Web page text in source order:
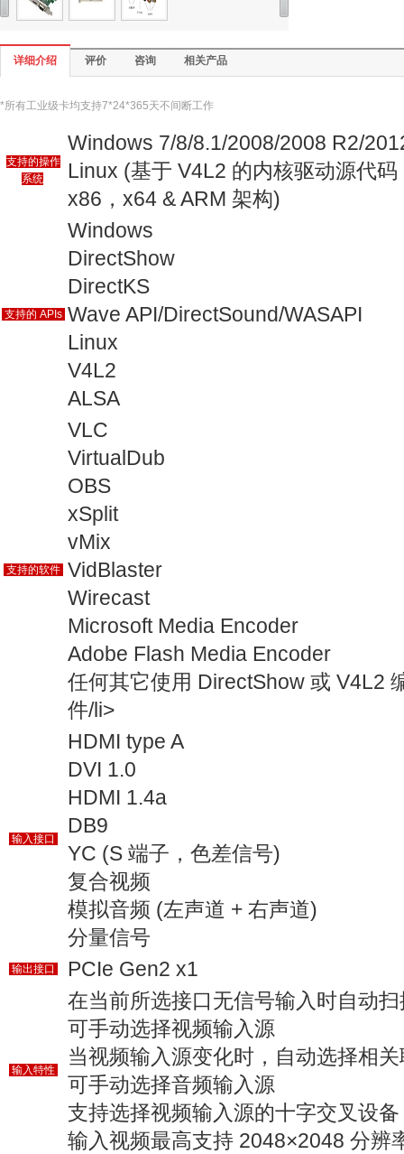
详细介绍 评价 咨询 相关产品
*所有工业级卡均支持7*24*365天不间断工作
支持的操作
系统
Windows 7/8/8.1/2008/2008 R2/
Linux (基于 V4L2 的内核驱动源代
x86，x64 & ARM 架构)
支持的 APIs
Windows
DirectShow
DirectKS
Wave API/DirectSound/WASAPI
Linux
V4L2
ALSA
支持的软件
VLC
VirtualDub
OBS
xSplit
vMix
VidBlaster
Wirecast
Microsoft Media Encoder
Adobe Flash Media Encoder
任何其它使用 DirectShow 或 V4L2
件/li>
输入接口
HDMI type A
DVI 1.0
HDMI 1.4a
DB9
YC (S 端子，色差信号)
复合视频
模拟音频 (左声道 + 右声道)
分量信号
输出接口 PCIe Gen2 x1
输入特性
在当前所选接口无信号输入时自动
可手动选择视频输入源
当视频输入源变化时，自动选择相
可手动选择音频输入源
支持选择视频输入源的十字交叉设备
输入视频最高支持 2048×2048 分辨